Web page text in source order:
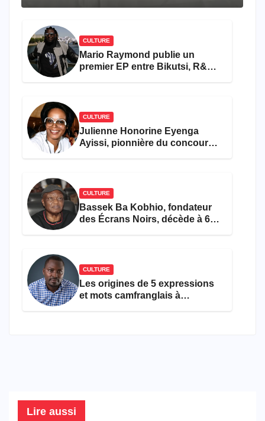
CULTURE
Mario Raymond publie un
premier EP entre Bikutsi, R&B
CULTURE
Julienne Honorine Eyenga
Ayissi, pionnière du concours
CULTURE
Bassek Ba Kobhio, fondateur
des Écrans Noirs, décède à 69
CULTURE
Les origines de 5 expressions
et mots camfranglais à
Lire aussi